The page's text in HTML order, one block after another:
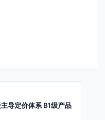
导定价体系 B1级产品